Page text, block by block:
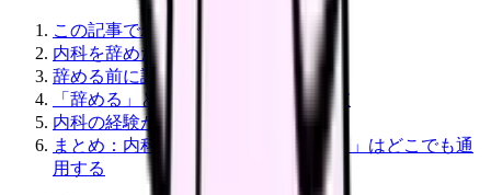
この記事でわかること
内科を辞めたい理由TOP5
辞める前に試すべき3つのこと
「辞める」と決めた場合の次の選択肢
内科の経験が活きる転職先
まとめ：内科で培った「全身を看る力」はどこでも通
用する